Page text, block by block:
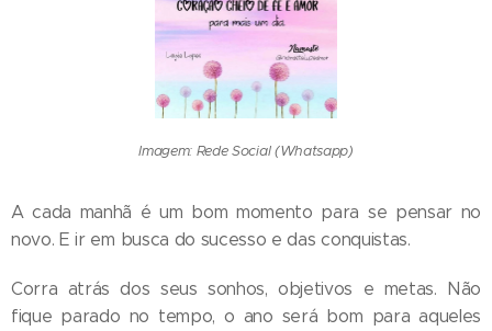
Imagem: Rede Social (Whatsapp)
A cada manhã é um bom momento para se pensar no
novo. E ir em busca do sucesso e das conquistas.
Corra atrás dos seus sonhos, objetivos e metas. Não
fique parado no tempo, o ano será bom para aqueles